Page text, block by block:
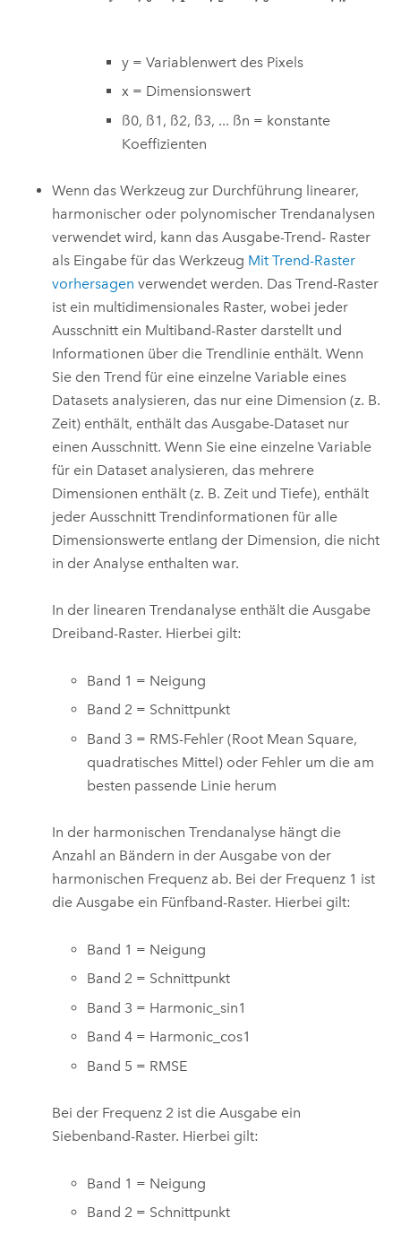
y = Variablenwert des Pixels
x = Dimensionswert
ß0, ß1, ß2, ß3, ... ßn = konstante
Koeffizienten
Wenn das Werkzeug zur Durchführung linearer,
harmonischer oder polynomischer Trendanalysen
verwendet wird, kann das Ausgabe-Trend- Raster
als Eingabe für das Werkzeug Mit Trend-Raster
vorhersagen verwendet werden. Das Trend-Raster
ist ein multidimensionales Raster, wobei jeder
Ausschnitt ein Multiband-Raster darstellt und
Informationen über die Trendlinie enthält. Wenn
Sie den Trend für eine einzelne Variable eines
Datasets analysieren, das nur eine Dimension (z. B.
Zeit) enthält, enthält das Ausgabe-Dataset nur
einen Ausschnitt. Wenn Sie eine einzelne Variable
für ein Dataset analysieren, das mehrere
Dimensionen enthält (z. B. Zeit und Tiefe), enthält
jeder Ausschnitt Trendinformationen für alle
Dimensionswerte entlang der Dimension, die nicht
in der Analyse enthalten war.
In der linearen Trendanalyse enthält die Ausgabe
Dreiband-Raster. Hierbei gilt:
Band 1 = Neigung
Band 2 = Schnittpunkt
Band 3 = RMS-Fehler (Root Mean Square,
quadratisches Mittel) oder Fehler um die am
besten passende Linie herum
In der harmonischen Trendanalyse hängt die
Anzahl an Bändern in der Ausgabe von der
harmonischen Frequenz ab. Bei der Frequenz 1 ist
die Ausgabe ein Fünfband-Raster. Hierbei gilt:
Band 1 = Neigung
Band 2 = Schnittpunkt
Band 3 = Harmonic_sin1
Band 4 = Harmonic_cos1
Band 5 = RMSE
Bei der Frequenz 2 ist die Ausgabe ein
Siebenband-Raster. Hierbei gilt:
Band 1 = Neigung
Band 2 = Schnittpunkt